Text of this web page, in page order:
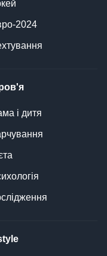
2024
і дитя